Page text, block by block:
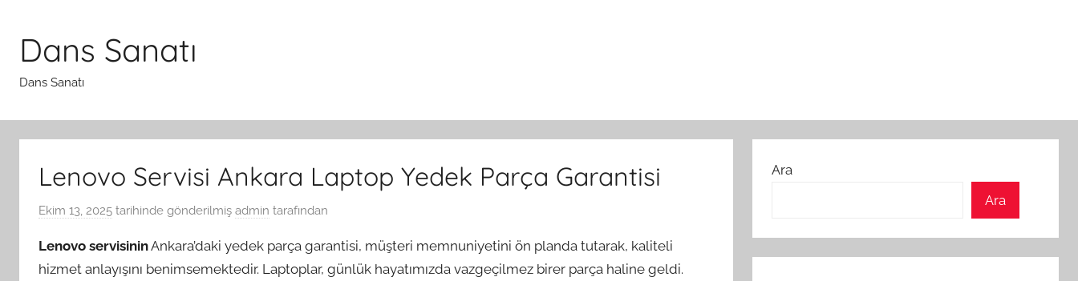
Dans Sanatı
Dans Sanatı
Lenovo Servisi Ankara Laptop Yedek Parça Garantisi
Ekim 13, 2025 tarihinde gönderilmiş admin tarafından
Lenovo servisininAnkara’daki yedek parça garantisi, müşteri memnuniyetini ön planda tutarak, kaliteli
hizmet anlayışını benimsemektedir. Laptoplar, günlük hayatımızda vazgeçilmez birer parça haline geldi.
Ara
Ara